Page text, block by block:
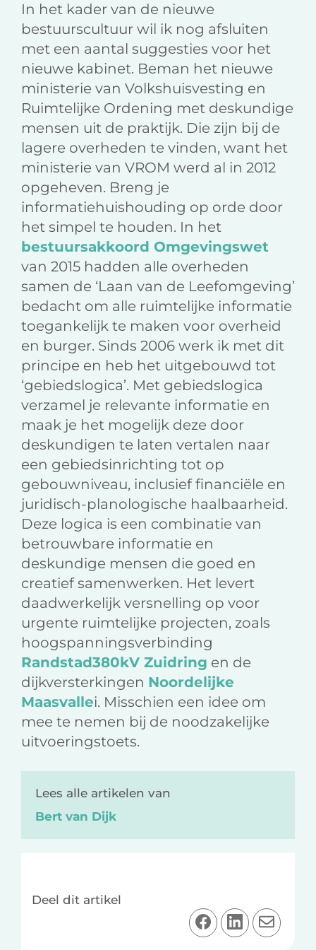
In het kader van de nieuwe
bestuurscultuur wil ik nog afsluiten
met een aantal suggesties voor het
nieuwe kabinet. Beman het nieuwe
ministerie van Volkshuisvesting en
Ruimtelijke Ordening met deskundige
mensen uit de praktijk. Die zijn bij de
lagere overheden te vinden, want het
ministerie van VROM werd al in 2012
opgeheven. Breng je
informatiehuishouding op orde door
het simpel te houden. In het
bestuursakkoord Omgevingswet
van 2015 hadden alle overheden
samen de ‘Laan van de Leefomgeving’
bedacht om alle ruimtelijke informatie
toegankelijk te maken voor overheid
en burger. Sinds 2006 werk ik met dit
principe en heb het uitgebouwd tot
‘gebiedslogica’. Met gebiedslogica
verzamel je relevante informatie en
maak je het mogelijk deze door
deskundigen te laten vertalen naar
een gebiedsinrichting tot op
gebouwniveau, inclusief financiële en
juridisch-planologische haalbaarheid.
Deze logica is een combinatie van
betrouwbare informatie en
deskundige mensen die goed en
creatief samenwerken. Het levert
daadwerkelijk versnelling op voor
urgente ruimtelijke projecten, zoals
hoogspanningsverbinding
Randstad380kV Zuidring en de
dijkversterkingen Noordelijke
Maasvallei. Misschien een idee om
mee te nemen bij de noodzakelijke
uitvoeringstoets.
Lees alle artikelen van
Bert van Dijk
Deel dit artikel
D
e
D
e
D
e